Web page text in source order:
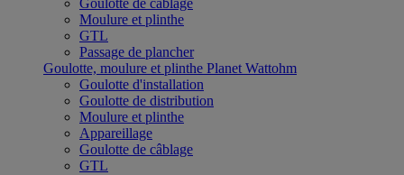
Goulotte de câblage
Moulure et plinthe
GTL
Passage de plancher
Goulotte, moulure et plinthe Planet Wattohm
Goulotte d'installation
Goulotte de distribution
Moulure et plinthe
Appareillage
Goulotte de câblage
GTL